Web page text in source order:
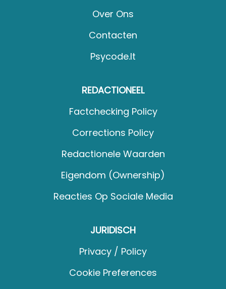
Over Ons
Contacten
Psycode.it
REDACTIONEEL
Factchecking Policy
Corrections Policy
Redactionele Waarden
Eigendom (Ownership)
Reacties Op Sociale Media
JURIDISCH
Privacy / Policy
Cookie Preferences